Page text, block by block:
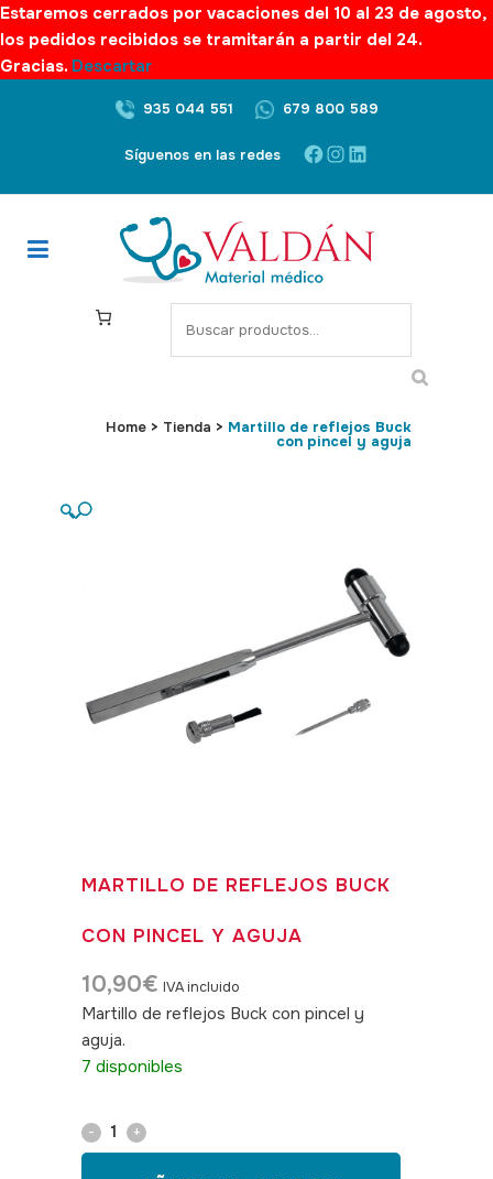
Estaremos cerrados por vacaciones del 10 al 23 de agosto,
los pedidos recibidos se tramitarán a partir del 24.
Gracias. Descartar
935 044 551 679 800 589
Síguenos en las redes Facebook
Instagram
LinkedIn
S
e
c
Home > Tienda > Martillo de reflejos Buck
con pincel y aguja
🔍
MARTILLO DE REFLEJOS BUCK
CON PINCEL Y AGUJA
10,90€ IVA incluido
Martillo de reflejos Buck con pincel y
aguja.
7 disponibles
Martillo